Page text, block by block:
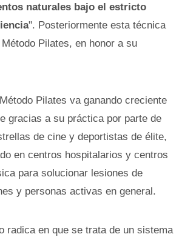
naturales bajo el estricto
". Posteriormente esta técnica
Pilates, en honor a su
Pilates va ganando creciente
gracias a su práctica por parte de
de cine y deportistas de élite,
en centros hospitalarios y centros
para solucionar lesiones de
y personas activas en general.
radica en que se trata de un sistema